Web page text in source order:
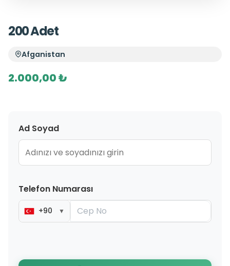
200 Adet
Afganistan
2.000,00 ₺
Ad Soyad
Telefon Numarası
+90 ▼